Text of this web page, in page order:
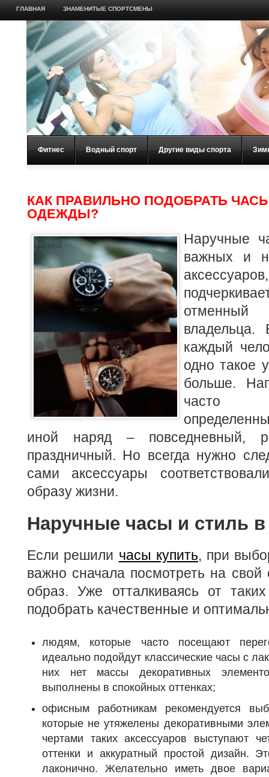
ГЛАВНАЯ ЗНАМЕНИТЫЕ СПОРТСМЕНЫ
Фитнес Водный спорт Другие виды спорта
КАК ПРАВИЛЬНО ПОДОБРАТЬ
ОДЕЖДЫ?
Наручные
важных и
владельца.
каждый
одно такое
больше.
часто
иной наряд – повседневный,
праздничный. Но всегда нужно
сами аксессуары
образу жизни.
Наручные часы и стиль
Если решили часы купить, при
важно сначала посмотреть на
образ. Уже отталкиваясь от
подобрать качественные и
людям, которые часто посещают
идеально подойдут классические часы с
них нет массы декоративных
выполнены в спокойных оттенках;
офисным работникам рекомендуется
которые не утяжелены декоративными
чертами таких аксессуаров выступают
оттенки и аккуратный простой дизайн.
лаконично. Желательно иметь двое